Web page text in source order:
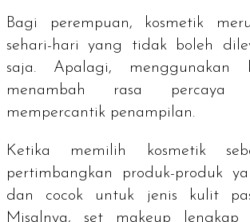
Bagi perempuan, kosmetik
sehari-hari yang tidak boleh
saja. Apalagi, menggunakan
menambah rasa percaya
mempercantik penampilan.
Ketika memilih kosmetik
pertimbangkan produk-produk
dan cocok untuk jenis kulit
Misalnya, set makeup lengkap